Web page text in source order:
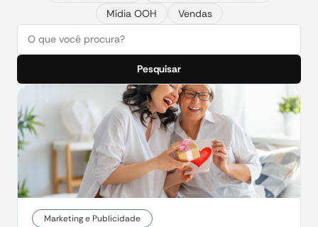
Mídia OOH
Vendas
Pesquisar
Marketing e Publicidade